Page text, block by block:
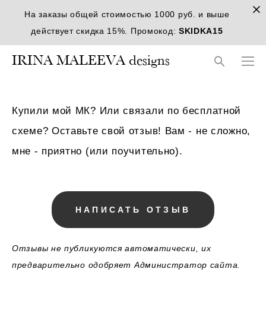
На заказы общей стоимостью 1000 руб. и выше
действует скидка 15%. Промокод: SKIDKA15
IRINA MALEEVA designs
Купили мой МК? Или связали по бесплатной
схеме? Оставьте свой отзыв! Вам - не сложно,
мне - приятно (или поучительно).
НАПИСАТЬ ОТЗЫВ
Отзывы не публикуются автоматически, их
предварительно одобряет Администратор сайта.